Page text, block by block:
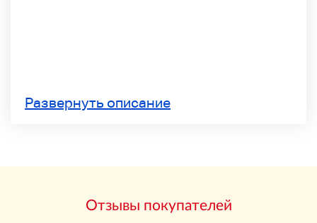
Развернуть описание
Отзывы покупателей